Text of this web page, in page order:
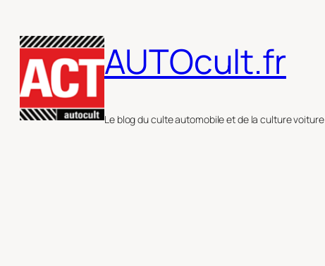
au
contenu
AUTOcult.fr
Le blog du culte automobile et de la culture voiture